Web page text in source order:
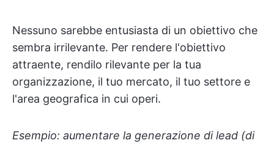
Nessuno sarebbe entusiasta di un obiettivo che
sembra irrilevante. Per rendere l'obiettivo
attraente, rendilo rilevante per la tua
organizzazione, il tuo mercato, il tuo settore e
l'area geografica in cui operi.
Esempio: aumentare la generazione di lead (di